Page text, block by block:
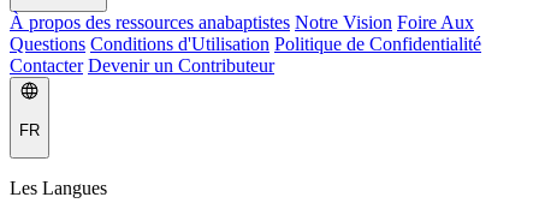
À propos des ressources anabaptistes Notre Vision Foire Aux
Questions Conditions d'Utilisation Politique de Confidentialité
Contacter Devenir un Contributeur
FR
Les Langues